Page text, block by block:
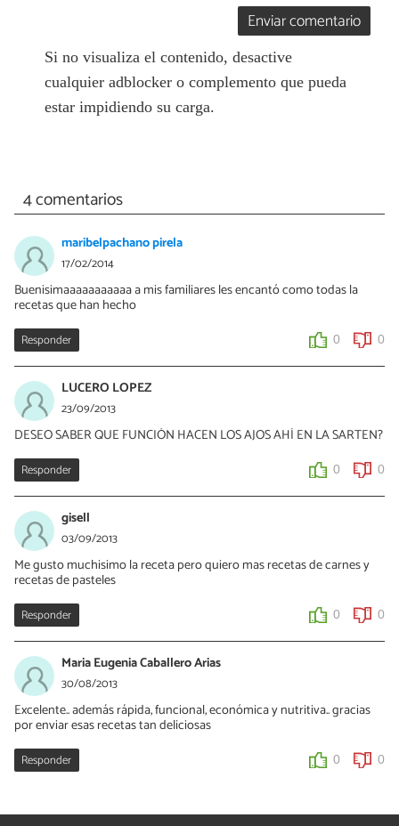
Enviar comentario
Si no visualiza el contenido, desactive
cualquier adblocker o complemento que pueda
estar impidiendo su carga.
4 comentarios
maribelpachano pirela
17/02/2014
Buenisimaaaaaaaaaaa a mis familiares les encantó como todas la
recetas que han hecho
Responder 0 0
LUCERO LOPEZ
23/09/2013
DESEO SABER QUE FUNCIÓN HACEN LOS AJOS AHÍ EN LA SARTEN?
Responder 0 0
gisell
03/09/2013
Me gusto muchisimo la receta pero quiero mas recetas de carnes y
recetas de pasteles
Responder 0 0
Maria Eugenia Caballero Arias
30/08/2013
Excelente.. además rápida, funcional, económica y nutritiva.. gracias
por enviar esas recetas tan deliciosas
Responder 0 0